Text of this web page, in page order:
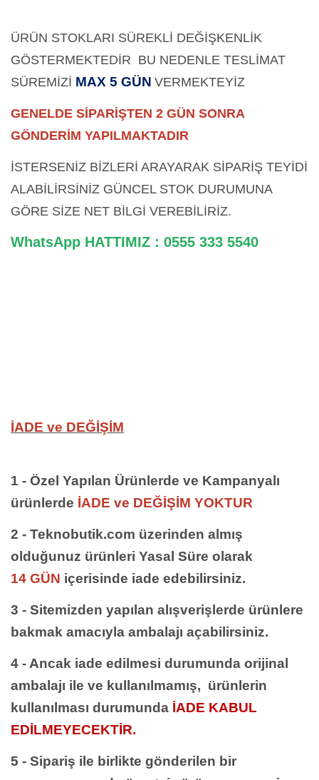
ÜRÜN STOKLARI SÜREKLİ DEĞİŞKENLİK
GÖSTERMEKTEDİR BU NEDENLE TESLİMAT
SÜREMİZİ MAX 5 GÜN VERMEKTEYİZ
GENELDE SİPARİŞTEN 2 GÜN SONRA
GÖNDERİM YAPILMAKTADIR
İSTERSENİZ BİZLERİ ARAYARAK SİPARİŞ TEYİDİ
ALABİLİRSİNİZ GÜNCEL STOK DURUMUNA
GÖRE SİZE NET BİLGİ VEREBİLİRİZ.
WhatsApp HATTIMIZ : 0555 333 5540
İADE ve DEĞİŞİM
1 - Özel Yapılan Ürünlerde ve Kampanyalı
ürünlerde İADE ve DEĞİŞİM YOKTUR
2 - Teknobutik.com üzerinden almış
olduğunuz ürünleri Yasal Süre olarak
14 GÜN içerisinde iade edebilirsiniz.
3 - Sitemizden yapılan alışverişlerde ürünlere
bakmak amacıyla ambalajı açabilirsiniz.
4 - Ancak iade edilmesi durumunda orijinal
ambalajı ile ve kullanılmamış, ürünlerin
kullanılması durumunda İADE KABUL
EDİLMEYECEKTİR.
5 - Sipariş ile birlikte gönderilen bir